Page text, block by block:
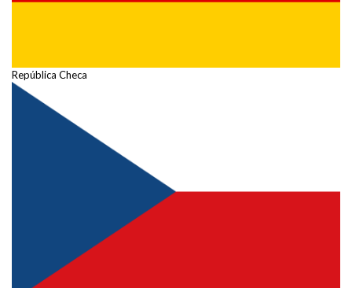
República Checa